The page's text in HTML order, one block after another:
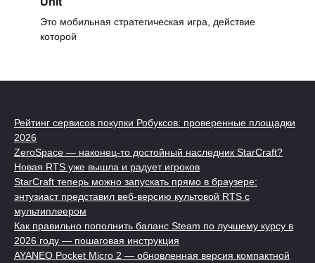
Это мобильная стратегическая игра, действие
которой
Рейтинг сервисов покупки Робуксов: проверенные площадки
2026
ZeroSpace — наконец-то достойный наследник StarCraft?
Новая RTS уже вышла и радует игроков
StarCraft теперь можно запускать прямо в браузере:
энтузиаст представил веб-версию культовой RTS с
мультиплеером
Как правильно пополнить баланс Steam по лучшему курсу в
2026 году — пошаговая инструкция
AYANEO Pocket Micro 2 — обновленная версия компактной